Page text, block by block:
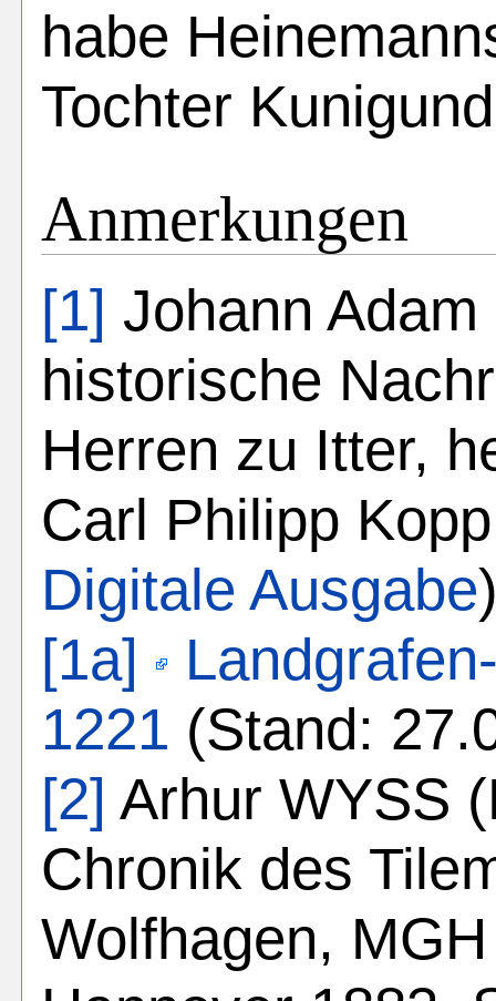
habe
Tochter
Anmerkungen
[1] Johann
historische
Herren zu Itter,
Carl Philipp
Digitale Ausgabe
[1a]
1221 (Stand:
[2] Arhur WYSS
Chronik des
Wolfhagen,